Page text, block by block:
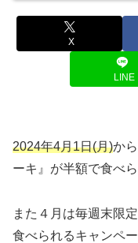
X
LINE
2024年4月1日(月)か
ーキ』が半額で食べ
また４月は毎週末限
食べられるキャンペ